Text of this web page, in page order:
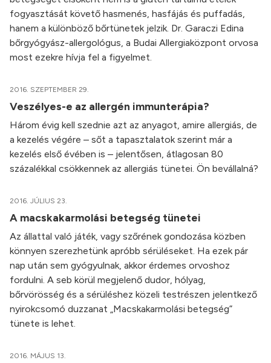
fogyasztását követő hasmenés, hasfájás és puffadás,
hanem a különböző bőrtünetek jelzik. Dr. Garaczi Edina
bőrgyógyász-allergológus, a Budai Allergiaközpont orvosa
most ezekre hívja fel a figyelmet.
2016. SZEPTEMBER 29.
Veszélyes-e az allergén immunterápia?
Három évig kell szednie azt az anyagot, amire allergiás, de
a kezelés végére – sőt a tapasztalatok szerint már a
kezelés első évében is – jelentősen, átlagosan 80
százalékkal csökkennek az allergiás tünetei. Ön bevállalná?
2016. JÚLIUS 23.
A macskakarmolási betegség tünetei
Az állattal való játék, vagy szőrének gondozása közben
könnyen szerezhetünk apróbb sérüléseket. Ha ezek pár
nap után sem gyógyulnak, akkor érdemes orvoshoz
fordulni. A seb körül megjelenő dudor, hólyag,
bőrvörösség és a sérüléshez közeli testrészen jelentkező
nyirokcsomó duzzanat „Macskakarmolási betegség”
tünete is lehet.
2016. MÁJUS 13.